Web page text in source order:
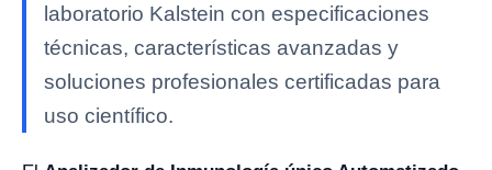
laboratorio Kalstein con especificaciones
técnicas, características avanzadas y
soluciones profesionales certificadas para
uso científico.